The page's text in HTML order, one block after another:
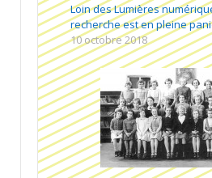
Loin des Lumières
recherche est en pleine
10 octobre 2018